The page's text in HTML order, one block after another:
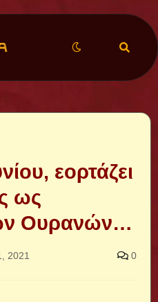
εορτάζει
ως
Ουρανών…
2021 0